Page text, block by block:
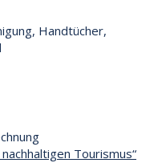
Handtücher,
Tourismus“